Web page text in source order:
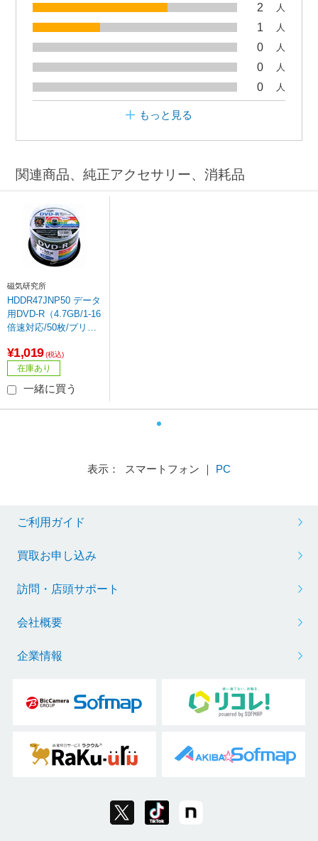
2 人
1 人
0 人
0 人
0 人
もっと見る
関連商品、純正アクセサリー、消耗品
磁気研究所
HDDR47JNP50 データ
用DVD-R（4.7GB/1-16
倍速対応/50枚/プリン
¥1,019 (税込)
在庫あり
一緒に買う
表示： スマートフォン ｜ PC
ご利用ガイド
買取お申し込み
訪問・店頭サポート
会社概要
企業情報